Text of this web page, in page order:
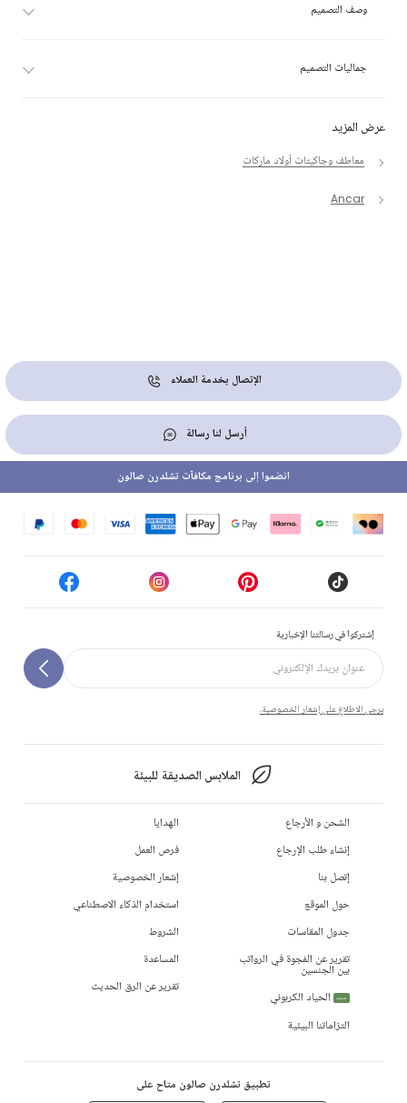
عرض المزيد
معاطف وجاكيتات أولاد ماركات
Ancar
وصف التصميم
جماليات التصميم
الإتصال بخدمة العملاء
أرسل لنا رسالة
إشتركوا في رسالتنا الإخبارية
يرجى الاطلاع على إشعار الخصوصية.
الملابس الصديقة للبيئة
انضموا إلى برنامج مكافآت تشلدرن صالون
الشحن و الأرجاع
إنشاء طلب الإرجاع
إتصل بنا
حول الموقع
جدول المقاسات
تقرير عن الفجوة في الرواتب
بين الجنسين
جديد
الحياد الكربوني
التزاماتنا البيئية
الهدايا
فرص العمل
إشعار الخصوصية
استخدام الذكاء الاصطناعي
الشروط
المساعدة
تقرير عن الرق الحديث
تطبيق تشلدرن صالون متاح على